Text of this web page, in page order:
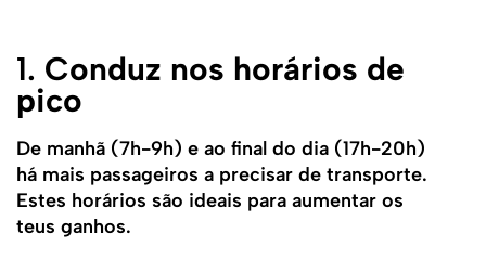
1. Conduz nos horários de
pico
De manhã (7h-9h) e ao final do dia (17h-20h)
há mais passageiros a precisar de transporte.
Estes horários são ideais para aumentar os
teus ganhos.